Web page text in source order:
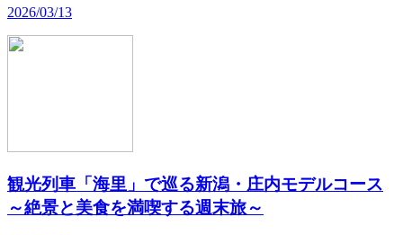
2026/03/13
観光列車「海里」で巡る新潟・庄内モデルコース
～絶景と美食を満喫する週末旅～